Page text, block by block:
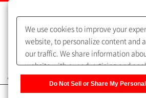
よくあるご質問（FAQ）
We use cookies to improve your
website, to personalize content and
our traffic. We share information
website with our advertising and
Do Not Sell or Share My